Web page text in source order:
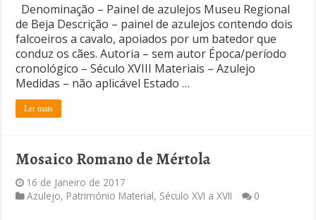
Denominação – Painel de azulejos Museu Regional
de Beja Descrição – painel de azulejos contendo dois
falcoeiros a cavalo, apoiados por um batedor que
conduz os cães. Autoria – sem autor Época/período
cronológico – Século XVIII Materiais – Azulejo
Medidas – não aplicável Estado …
Ler mais
Mosaico Romano de Mértola
16 de Janeiro de 2017
Azulejo, Património Material, Século XVI a XVII 0